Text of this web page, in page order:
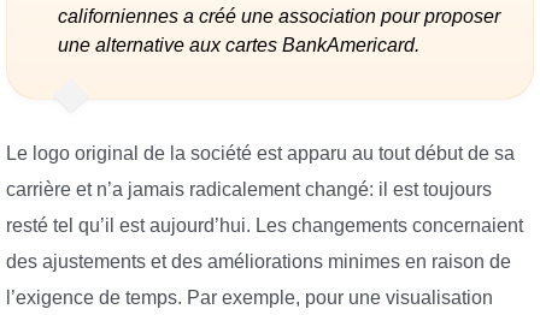
californiennes a créé une association pour proposer
une alternative aux cartes BankAmericard.
Le logo original de la société est apparu au tout début de sa
carrière et n’a jamais radicalement changé: il est toujours
resté tel qu’il est aujourd’hui. Les changements concernaient
des ajustements et des améliorations minimes en raison de
l’exigence de temps. Par exemple, pour une visualisation